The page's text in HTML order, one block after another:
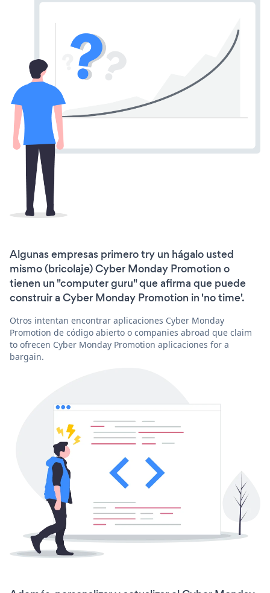
Algunas empresas primero try un hágalo usted
mismo (bricolaje) Cyber Monday Promotion o
tienen un "computer guru" que afirma que puede
construir a Cyber Monday Promotion in 'no time'.
Otros intentan encontrar aplicaciones Cyber Monday
Promotion de código abierto o companies abroad que claim
to ofrecen Cyber Monday Promotion aplicaciones for a
bargain.